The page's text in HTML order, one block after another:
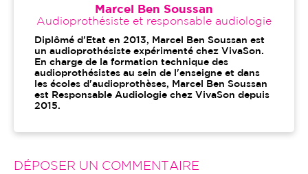
Marcel Ben Soussan
Audioprothésiste et responsable audiologie
Diplômé d'Etat en 2013, Marcel Ben Soussan est
un audioprothésiste expérimenté chez VivaSon.
En charge de la formation technique des
audioprothésistes au sein de l'enseigne et dans
les écoles d'audioprothèses, Marcel Ben Soussan
est Responsable Audiologie chez VivaSon depuis
2015.
DÉPOSER UN COMMENTAIRE